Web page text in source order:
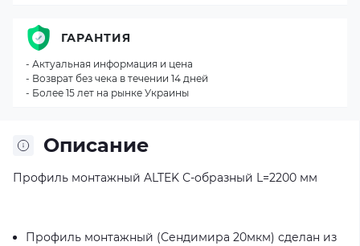
Описание
Профиль монтажный ALTEK С-образный L=2200 мм
Профиль монтажный (Сендимира 20мкм) сделан из
ГАРАНТИЯ
- Актуальная информация и цена
- Возврат без чека в течении 14 дней
- Более 15 лет на рынке Украины